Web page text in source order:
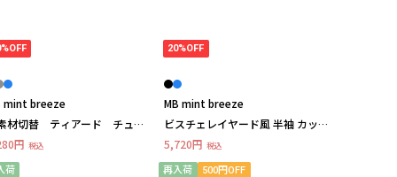
mint breeze
材切替 ティアード チュニ
カットソー LL/3L/4L/5L MB
円 税込
荷
20%OFF
MB mint breeze
ビスチェレイヤード風 半袖 カッ
トソー LL/3L/4L/5L/6L MB mint
breezeミントブリーズ
5,720円 税込
再入荷 500円OFF